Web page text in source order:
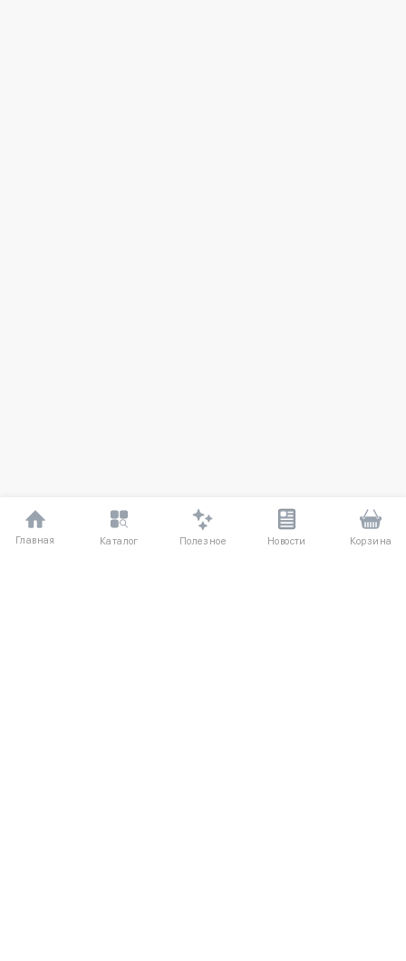
Главная Каталог Полезное Новости Корзина